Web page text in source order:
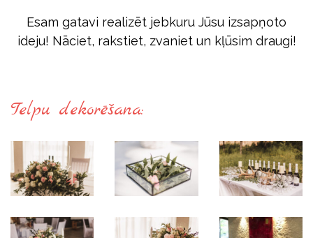
Esam gatavi realizēt jebkuru Jūsu izsapņoto
ideju! Nāciet, rakstiet, zvaniet un kļūsim draugi!
Telpu dekorēšana: